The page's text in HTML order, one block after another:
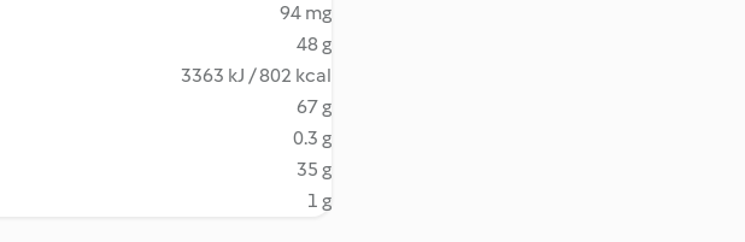
94 mg
48 g
3363 kJ / 802 kcal
67 g
0.3 g
35 g
1 g